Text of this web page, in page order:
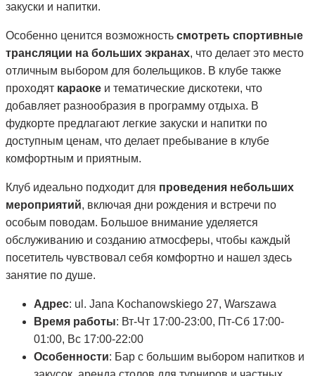
закуски и напитки.
Особенно ценится возможность смотреть спортивные
трансляции на больших экранах, что делает это место
отличным выбором для болельщиков. В клубе также
проходят караоке и тематические дискотеки, что
добавляет разнообразия в программу отдыха. В
фудкорте предлагают легкие закуски и напитки по
доступным ценам, что делает пребывание в клубе
комфортным и приятным.
Клуб идеально подходит для проведения небольших
мероприятий, включая дни рождения и встречи по
особым поводам. Большое внимание уделяется
обслуживанию и созданию атмосферы, чтобы каждый
посетитель чувствовал себя комфортно и нашел здесь
занятие по душе.
Адрес: ul. Jana Kochanowskiego 27, Warszawa
Время работы: Вт-Чт 17:00-23:00, Пт-Сб 17:00-
01:00, Вс 17:00-22:00
Особенности: Бар с большим выбором напитков и